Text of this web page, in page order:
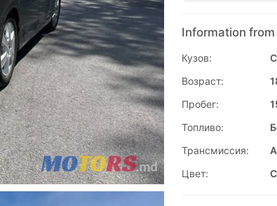
Information
Кузов:
Возраст:
Пробег:
Топливо:
Трансмиссия:
Цвет: